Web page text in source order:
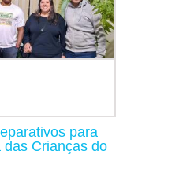
para
das Crianças do